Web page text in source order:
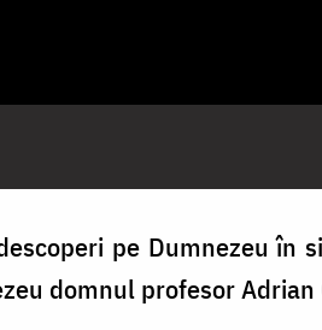
pe Dumnezeu în
domnul profesor